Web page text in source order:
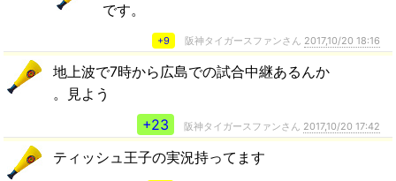
です。
+9 阪神タイガースファンさん 2017,10/20 18:16
地上波で7時から広島での試合中継あるんか
。見よう
+23
阪神タイガースファンさん 2017,10/20 17:42
ティッシュ王子の実況持ってます